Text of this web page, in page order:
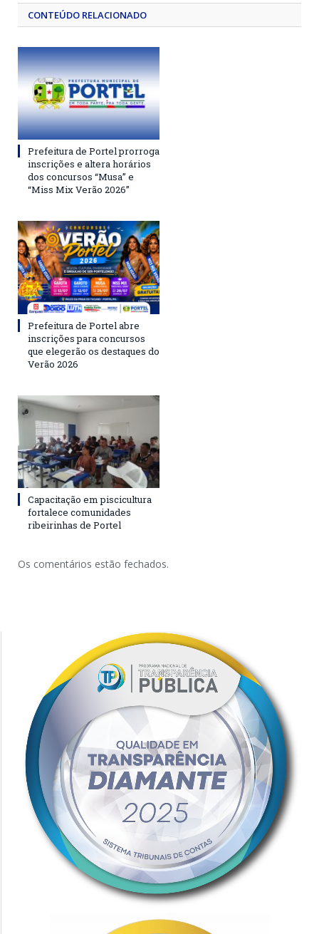
CONTEÚDO RELACIONADO
Prefeitura de Portel prorroga
inscrições e altera horários
dos concursos “Musa” e
“Miss Mix Verão 2026”
Prefeitura de Portel abre
inscrições para concursos
que elegerão os destaques do
Verão 2026
Capacitação em piscicultura
fortalece comunidades
ribeirinhas de Portel
Os comentários estão fechados.